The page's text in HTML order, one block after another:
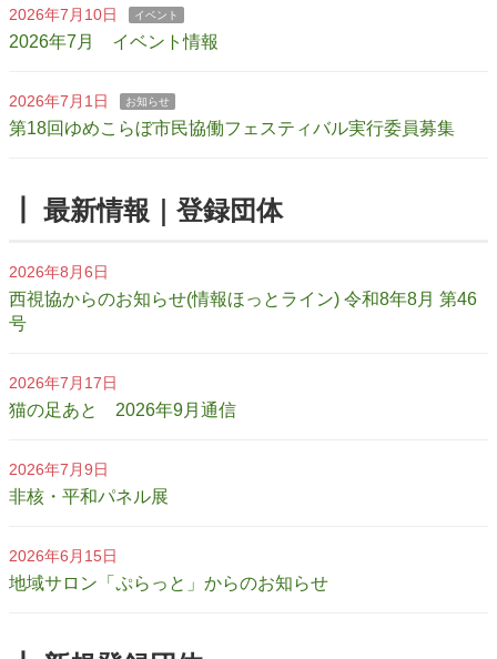
2026年7月10日 イベント
2026年7月 イベント情報
2026年7月1日 お知らせ
第18回ゆめこらぼ市民協働フェスティバル実行委員募集
┃ 最新情報｜登録団体
2026年8月6日
西視協からのお知らせ(情報ほっとライン) 令和8年8月 第46
号
2026年7月17日
猫の足あと 2026年9月通信
2026年7月9日
非核・平和パネル展
2026年6月15日
地域サロン「ぷらっと」からのお知らせ